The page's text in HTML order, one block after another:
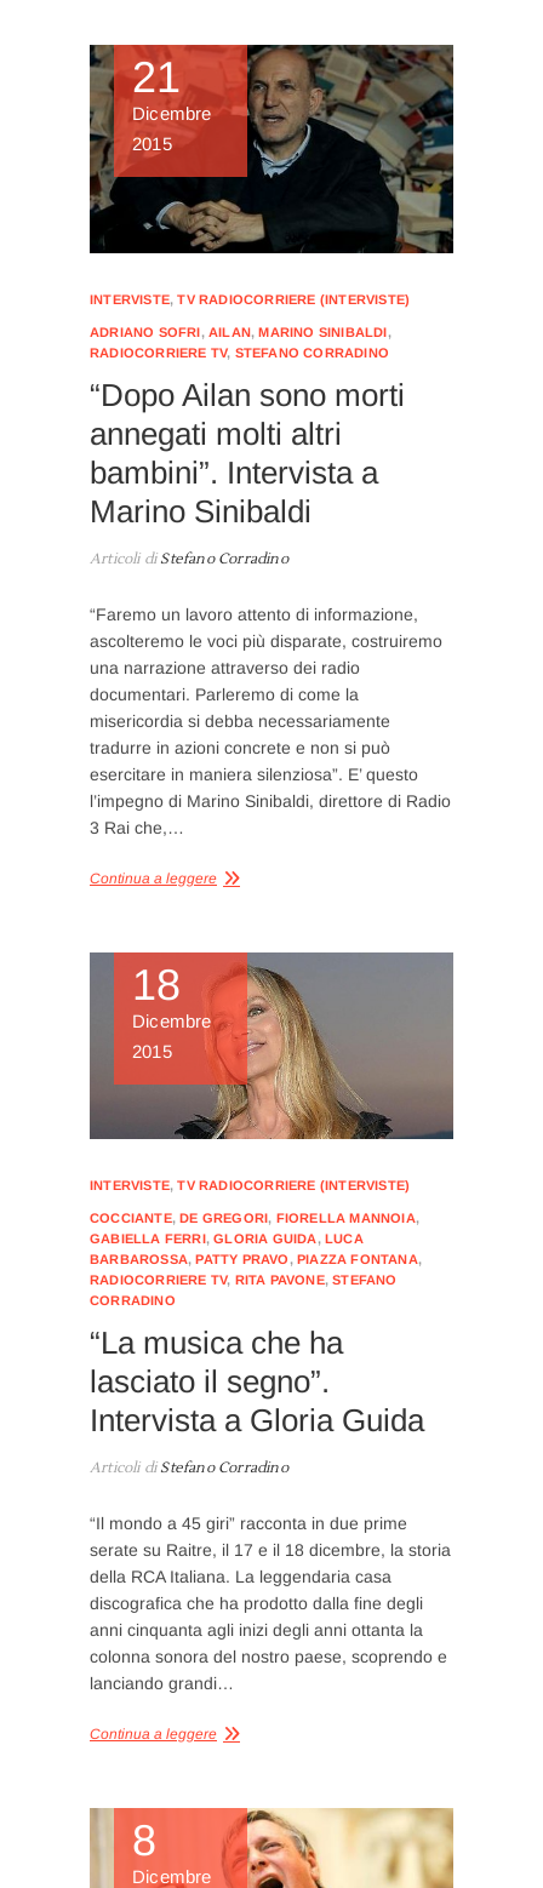
21
Dicembre
2015
INTERVISTE,TV RADIOCORRIERE (INTERVISTE)
ADRIANO SOFRI,AILAN,MARINO SINIBALDI,
RADIOCORRIERE TV, STEFANO CORRADINO
“Dopo Ailan sono morti
annegati molti altri
bambini”. Intervista a
Marino Sinibaldi
Articoli diStefano Corradino
“Faremo un lavoro attento di informazione,
ascolteremo le voci più disparate, costruiremo
una narrazione attraverso dei radio
documentari. Parleremo di come la
misericordia si debba necessariamente
tradurre in azioni concrete e non si può
esercitare in maniera silenziosa”. E’ questo
l’impegno di Marino Sinibaldi, direttore di Radio
3 Rai che,…
Continua a leggere
18
Dicembre
2015
INTERVISTE,TV RADIOCORRIERE (INTERVISTE)
COCCIANTE,DE GREGORI, FIORELLA MANNOIA,
GABIELLA FERRI,GLORIA GUIDA,LUCA
BARBAROSSA,PATTY PRAVO ,PIAZZA FONTANA,
RADIOCORRIERE TV, RITA PAVONE,STEFANO
CORRADINO
“La musica che ha
lasciato il segno”.
Intervista a Gloria Guida
Articoli diStefano Corradino
“Il mondo a 45 giri” racconta in due prime
serate su Raitre, il 17 e il 18 dicembre, la storia
della RCA Italiana. La leggendaria casa
discografica che ha prodotto dalla fine degli
anni cinquanta agli inizi degli anni ottanta la
colonna sonora del nostro paese, scoprendo e
lanciando grandi…
Continua a leggere
8
Dicembre